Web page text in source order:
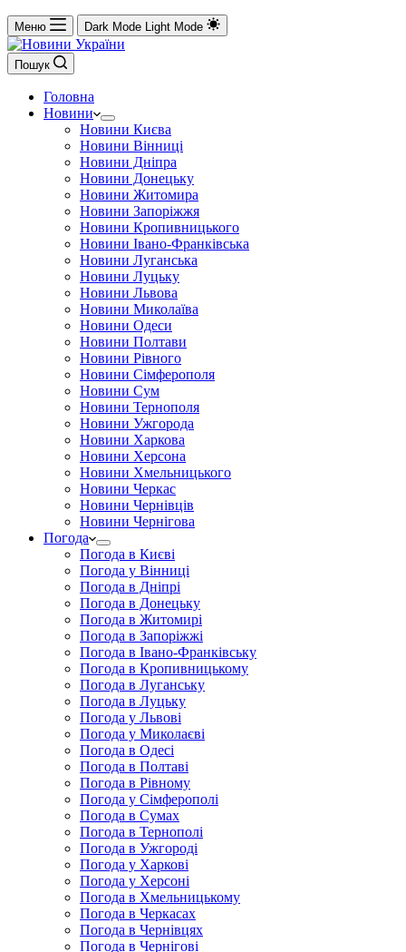
Меню Dark Mode Light Mode
Пошук
Головна
Новини
Новини Києва
Новини Вінниці
Новини Дніпра
Новини Донецьку
Новини Житомира
Новини Запоріжжя
Новини Кропивницького
Новини Івано-Франківська
Новини Луганська
Новини Луцьку
Новини Львова
Новини Миколаїва
Новини Одеси
Новини Полтави
Новини Рівного
Новини Сімферополя
Новини Сум
Новини Тернополя
Новини Ужгорода
Новини Харкова
Новини Херсона
Новини Хмельницького
Новини Черкас
Новини Чернівців
Новини Чернігова
Погода
Погода в Києві
Погода у Вінниці
Погода в Дніпрі
Погода в Донецьку
Погода в Житомирі
Погода в Запоріжжі
Погода в Івано-Франківську
Погода в Кропивницькому
Погода в Луганську
Погода в Луцьку
Погода у Львові
Погода у Миколаєві
Погода в Одесі
Погода в Полтаві
Погода в Рівному
Погода у Сімферополі
Погода в Сумах
Погода в Тернополі
Погода в Ужгороді
Погода у Харкові
Погода у Херсоні
Погода в Хмельницькому
Погода в Черкасах
Погода в Чернівцях
Погода в Чернігові